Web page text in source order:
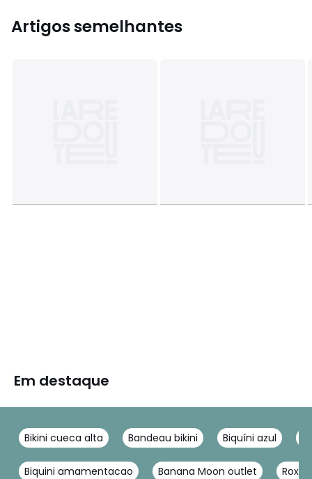
Artigos semelhantes
Em destaque
Bikini cueca alta Bandeau bikini Biquíni azul
Biquini amamentacao Banana Moon outlet Roxy